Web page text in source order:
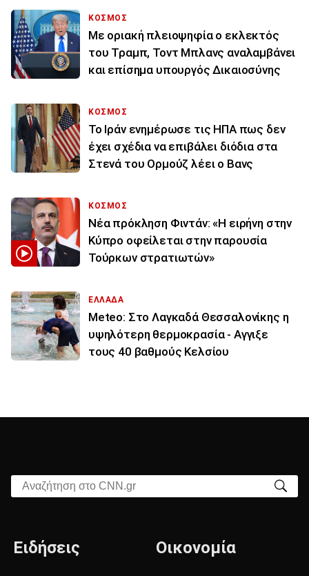
ΚΟΣΜΟΣ
Με οριακή πλειοψηφία ο εκλεκτός
του Τραμπ, Τοντ Μπλανς αναλαμβάνει
και επίσημα υπουργός Δικαιοσύνης
ΚΟΣΜΟΣ
To Ιράν ενημέρωσε τις ΗΠΑ πως δεν
έχει σχέδια να επιβάλει διόδια στα
Στενά του Ορμούζ λέει ο Βανς
ΚΟΣΜΟΣ
Νέα πρόκληση Φιντάν: «Η ειρήνη στην
Κύπρο οφείλεται στην παρουσία
Τούρκων στρατιωτών»
ΕΛΛΑΔΑ
Meteo: Στο Λαγκαδά Θεσσαλονίκης η
υψηλότερη θερμοκρασία - Αγγιξε
τους 40 βαθμούς Κελσίου
Αναζήτηση στο CNN.gr
Ειδήσεις Οικονομία